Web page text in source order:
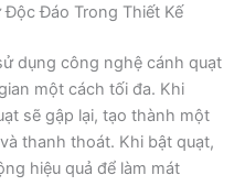
Độc Đáo Trong Thiết Kế
dụng công nghệ cánh quạt
một cách tối đa. Khi
sẽ gập lại, tạo thành một
thanh thoát. Khi bật quạt,
hiệu quả để làm mát